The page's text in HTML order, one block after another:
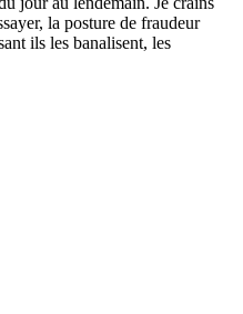
la posture de fraudeur
ils les banalisent, les